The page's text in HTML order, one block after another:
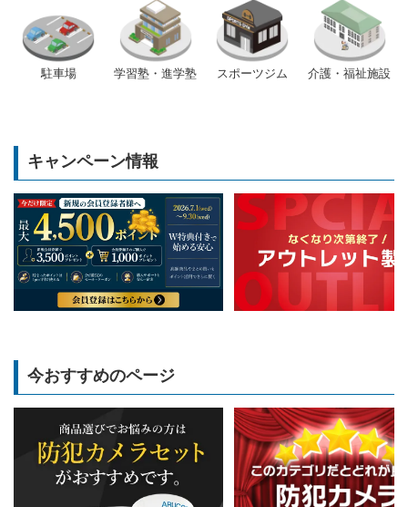
駐車場 学習塾・進学塾 スポーツジム 介護・福祉施設
キャンペーン情報
今おすすめのページ